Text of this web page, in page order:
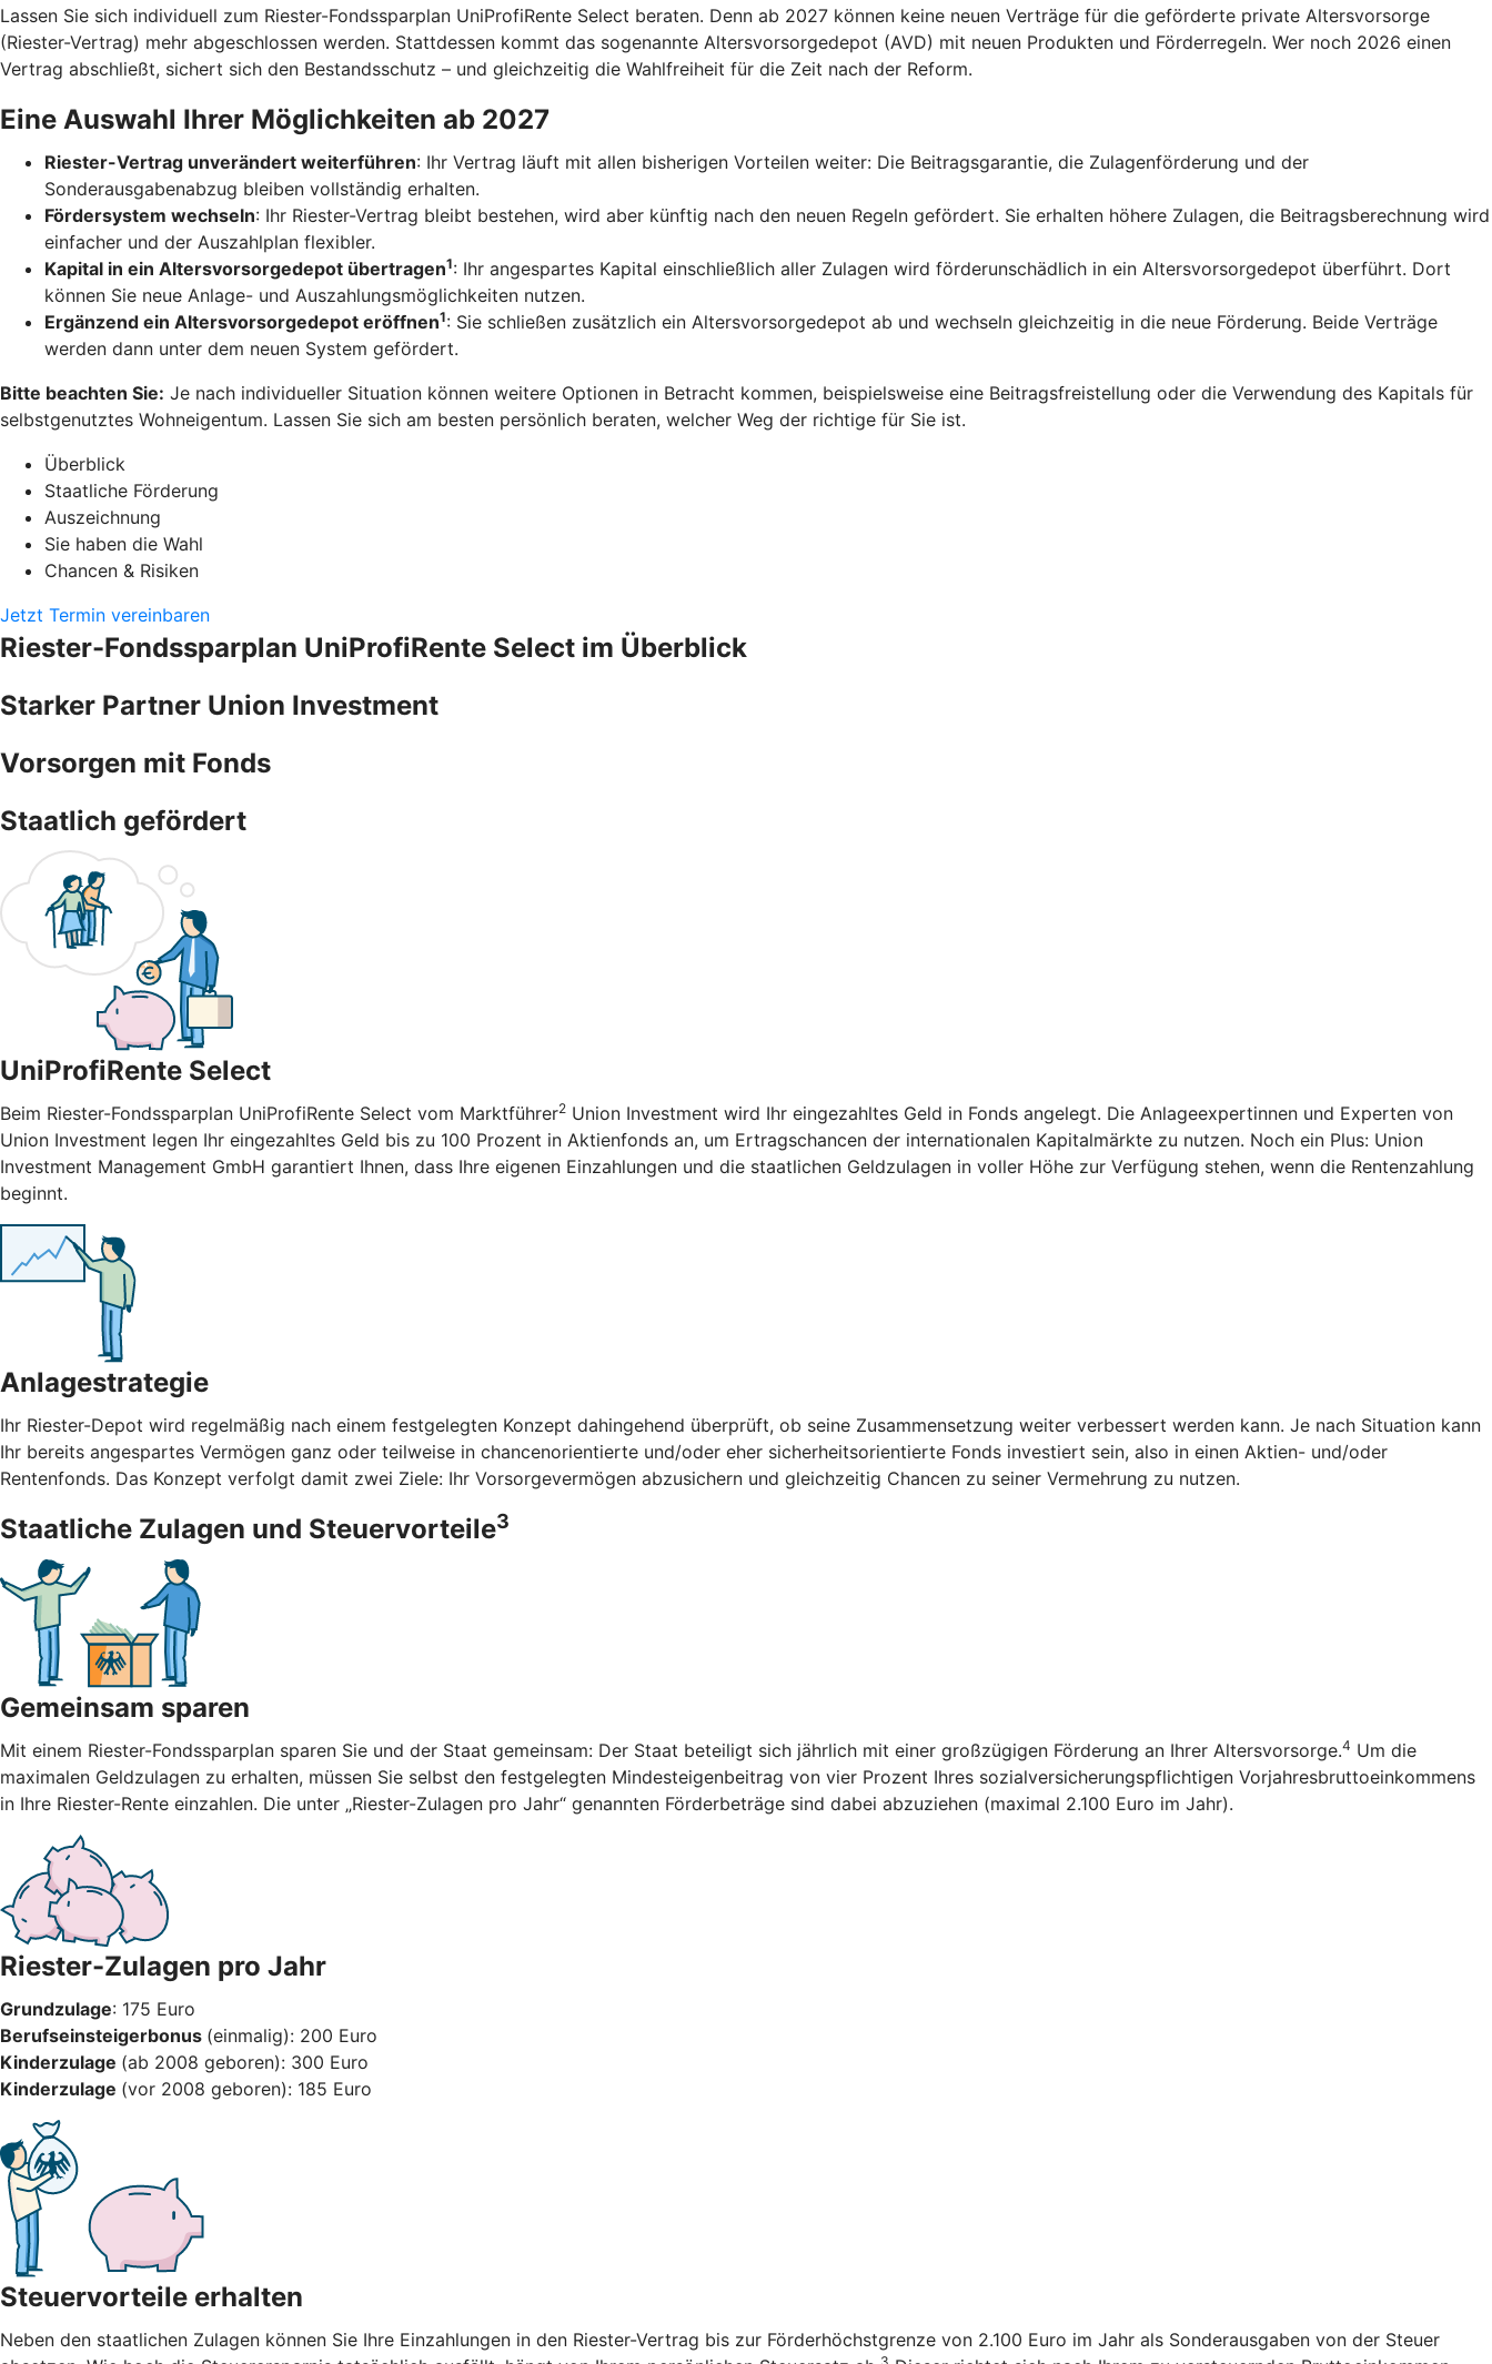
Lassen Sie sich individuell zum Riester-Fondssparplan UniProfiRente Select beraten. Denn ab 2027 können keine neuen Verträge für die geförderte private Altersvorsorge
(Riester-Vertrag) mehr abgeschlossen werden. Stattdessen kommt das sogenannte Altersvorsorgedepot (AVD) mit neuen Produkten und Förderregeln. Wer noch 2026 einen
Vertrag abschließt, sichert sich den Bestandsschutz – und gleichzeitig die Wahlfreiheit für die Zeit nach der Reform.
Eine Auswahl Ihrer Möglichkeiten ab 2027
Riester-Vertrag unverändert weiterführen: Ihr Vertrag läuft mit allen bisherigen Vorteilen weiter: Die Beitragsgarantie, die Zulagenförderung und der
Sonderausgabenabzug bleiben vollständig erhalten.
Fördersystem wechseln: Ihr Riester-Vertrag bleibt bestehen, wird aber künftig nach den neuen Regeln gefördert. Sie erhalten höhere Zulagen, die Beitragsberechnung wird
einfacher und der Auszahlplan flexibler.
Kapital in ein Altersvorsorgedepot übertragen1: Ihr angespartes Kapital einschließlich aller Zulagen wird förderunschädlich in ein Altersvorsorgedepot überführt. Dort
können Sie neue Anlage- und Auszahlungsmöglichkeiten nutzen.
Ergänzend ein Altersvorsorgedepot eröffnen1: Sie schließen zusätzlich ein Altersvorsorgedepot ab und wechseln gleichzeitig in die neue Förderung. Beide Verträge
werden dann unter dem neuen System gefördert.
Bitte beachten Sie: Je nach individueller Situation können weitere Optionen in Betracht kommen, beispielsweise eine Beitragsfreistellung oder die Verwendung des Kapitals für
selbstgenutztes Wohneigentum. Lassen Sie sich am besten persönlich beraten, welcher Weg der richtige für Sie ist.
Überblick
Staatliche Förderung
Auszeichnung
Sie haben die Wahl
Chancen & Risiken
Jetzt Termin vereinbaren
Riester-Fondssparplan UniProfiRente Select im Überblick
Starker Partner Union Investment
Vorsorgen mit Fonds
Staatlich gefördert
UniProfiRente Select
Beim Riester-Fondssparplan UniProfiRente Select vom Marktführer2 Union Investment wird Ihr eingezahltes Geld in Fonds angelegt. Die Anlageexpertinnen und Experten von
Union Investment legen Ihr eingezahltes Geld bis zu 100 Prozent in Aktienfonds an, um Ertragschancen der internationalen Kapitalmärkte zu nutzen. Noch ein Plus: Union
Investment Management GmbH garantiert Ihnen, dass Ihre eigenen Einzahlungen und die staatlichen Geldzulagen in voller Höhe zur Verfügung stehen, wenn die Rentenzahlung
beginnt.
Anlagestrategie
Ihr Riester-Depot wird regelmäßig nach einem festgelegten Konzept dahingehend überprüft, ob seine Zusammensetzung weiter verbessert werden kann. Je nach Situation kann
Ihr bereits angespartes Vermögen ganz oder teilweise in chancenorientierte und/oder eher sicherheitsorientierte Fonds investiert sein, also in einen Aktien- und/oder
Rentenfonds. Das Konzept verfolgt damit zwei Ziele: Ihr Vorsorgevermögen abzusichern und gleichzeitig Chancen zu seiner Vermehrung zu nutzen.
Staatliche Zulagen und Steuervorteile3
Gemeinsam sparen
Mit einem Riester-Fondssparplan sparen Sie und der Staat gemeinsam: Der Staat beteiligt sich jährlich mit einer großzügigen Förderung an Ihrer Altersvorsorge.4 Um die
maximalen Geldzulagen zu erhalten, müssen Sie selbst den festgelegten Mindesteigenbeitrag von vier Prozent Ihres sozialversicherungspflichtigen Vorjahresbruttoeinkommens
in Ihre Riester-Rente einzahlen. Die unter „Riester-Zulagen pro Jahr“ genannten Förderbeträge sind dabei abzuziehen (maximal 2.100 Euro im Jahr).
Riester-Zulagen pro Jahr
Grundzulage: 175 Euro
Berufseinsteigerbonus (einmalig): 200 Euro
Kinderzulage (ab 2008 geboren): 300 Euro
Kinderzulage (vor 2008 geboren): 185 Euro
Steuervorteile erhalten
Neben den staatlichen Zulagen können Sie Ihre Einzahlungen in den Riester-Vertrag bis zur Förderhöchstgrenze von 2.100 Euro im Jahr als Sonderausgaben von der Steuer